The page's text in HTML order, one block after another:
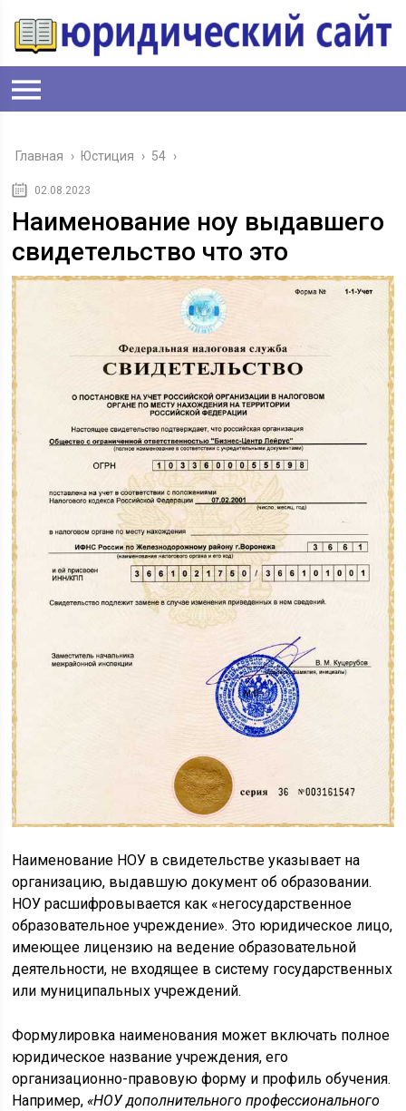
Главная › Юстиция › 54 ›
02.08.2023
Наименование ноу выдавшего
свидетельство что это
Наименование НОУ в свидетельстве указывает на
организацию, выдавшую документ об образовании.
НОУ расшифровывается как «негосударственное
образовательное учреждение». Это юридическое лицо,
имеющее лицензию на ведение образовательной
деятельности, не входящее в систему государственных
или муниципальных учреждений.
Формулировка наименования может включать полное
юридическое название учреждения, его
организационно-правовую форму и профиль обучения.
Например,«НОУ дополнительного профессионального